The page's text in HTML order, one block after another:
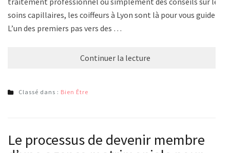
soins capillaires, les coiffeurs à Lyon sont là pour vous guider.
L’un des premiers pas vers des …
Continuer la lecture
Classé dans : Bien Être
Le processus de devenir membre